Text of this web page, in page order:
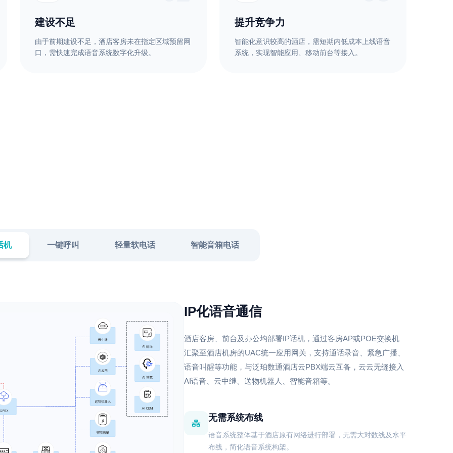
建设不足
由于前期建设不足，酒店客房未在指定区域预留网
口，需快速完成语音系统数字化升级。
提升竞争力
智能化意识较高的酒店，需短期内低成本上线语音
系统，实现智能应用、移动前台等接入。
机 一键呼叫 轻量软电话 智能音箱电话
IP化语音通信
酒店客房、前台及办公均部署IP话机，通过客房AP或POE交换机
汇聚至酒店机房的UAC统一应用网关，支持通话录音、紧急广播、
语音叫醒等功能，与泛珀数通酒店云PBX端云互备，云云无缝接入
AI语音、云中继、送物机器人、智能音箱等。
无需系统布线
语音系统整体基于酒店原有网络进行部署，无需大对数线及水平
布线，简化语音系统构架。